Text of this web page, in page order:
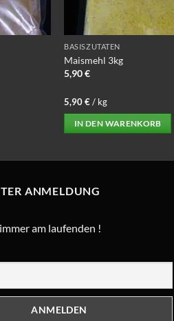
BASISZUTATEN
Maismehl 3kg
5,90€
5,90€/ kg
IN DEN WARENKORB
ANMELDUNG
am laufenden !